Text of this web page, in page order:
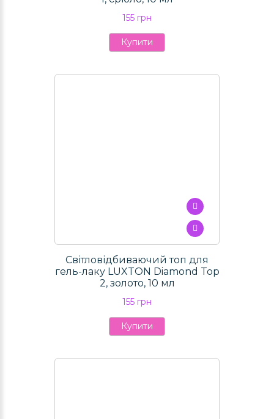
155 грн
Купити
Світловідбиваючий топ для
гель-лаку LUXTON Diamond Top
2, золото, 10 мл
155 грн
Купити